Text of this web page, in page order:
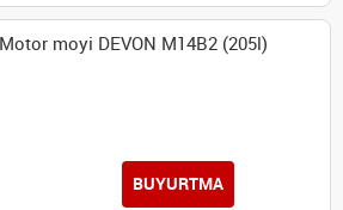
Motor moyi DEVON М14В2 (205l)
BUYURTMA